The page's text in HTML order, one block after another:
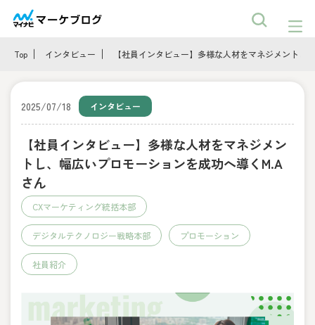
Top インタビュー 【社員インタビュー】多様な人材をマネジメント
2025/07/18 インタビュー
【社員インタビュー】多様な人材をマネジメン
トし、幅広いプロモーションを成功へ導くM.A
さん
CXマーケティング統括本部
デジタルテクノロジー戦略本部 プロモーション
社員紹介